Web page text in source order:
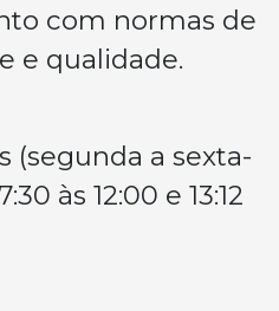
com normas de
e qualidade.
(segunda a sexta-
às 12:00 e 13:12